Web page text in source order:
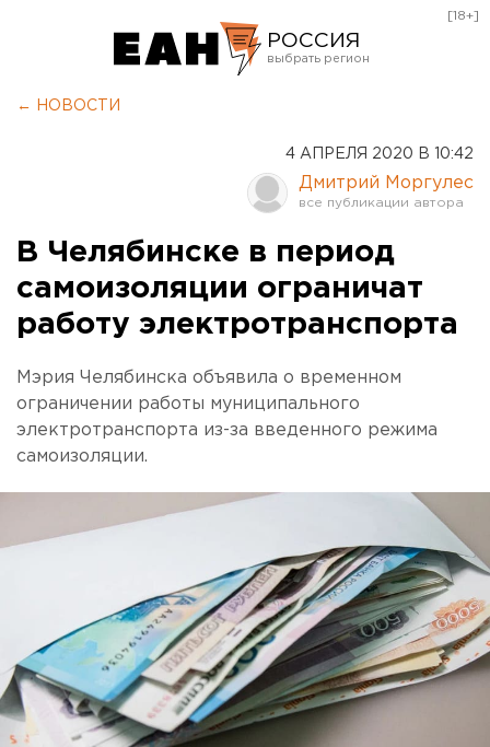
РОССИЯ
Оренбург
[18+]
← НОВОСТИ
4 АПРЕЛЯ 2020 В 10:42
Дмитрий Моргулес
В Челябинске в период
самоизоляции ограничат
работу электротранспорта
Мэрия Челябинска объявила о временном
ограничении работы муниципального
электротранспорта из-за введенного режима
самоизоляции.